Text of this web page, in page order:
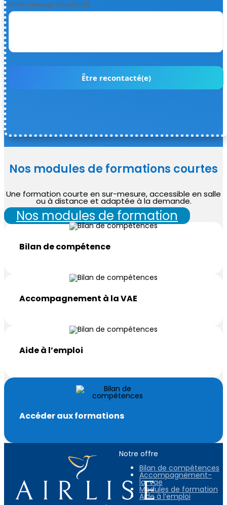
Nos modules de formations courtes
Une formation courte en sur-mesure, accessible en salle
ou à distance et adaptée à la demande.
Nos modules de formation
Bilan de compétence
Accompagnement à la VAE
Aide à l’emploi
Accéder aux formations
Notre offre
Bilan de compétences
Accompagnement-
la-vae
Modules de formation
Aide à l’emploi